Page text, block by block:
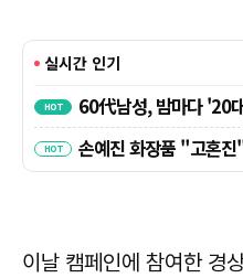
이날 캠페인에 참여한 경